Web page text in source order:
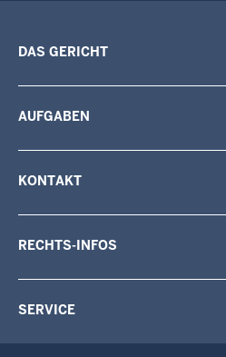
DAS GERICHT
AUFGABEN
KONTAKT
RECHTS-INFOS
SERVICE